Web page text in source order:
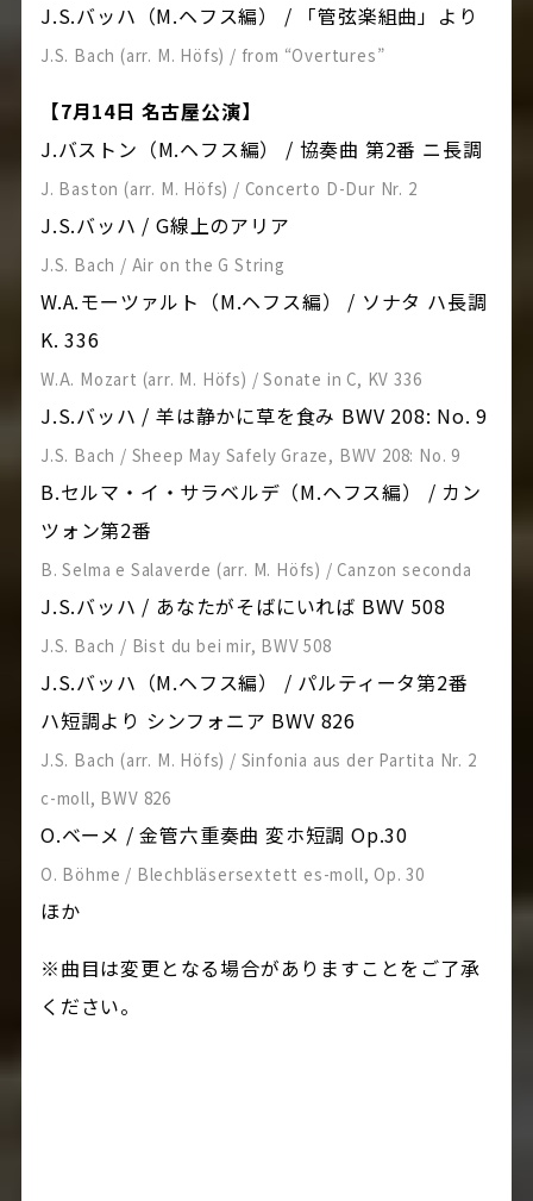
J.S.バッハ（M.ヘフス編） / 「管弦楽組曲」より
J.S. Bach (arr. M. Höfs) / from “Overtures”
【7月14日 名古屋公演】
J.バストン（M.ヘフス編） / 協奏曲 第2番 ニ長調
J. Baston (arr. M. Höfs) / Concerto D-Dur Nr. 2
J.S.バッハ / G線上のアリア
J.S. Bach / Air on the G String
W.A.モーツァルト（M.ヘフス編） / ソナタ ハ長調
K. 336
W.A. Mozart (arr. M. Höfs) / Sonate in C, KV 336
J.S.バッハ / 羊は静かに草を食み BWV 208: No. 9
J.S. Bach / Sheep May Safely Graze, BWV 208: No. 9
B.セルマ・イ・サラベルデ（M.ヘフス編） / カン
ツォン第2番
B. Selma e Salaverde (arr. M. Höfs) / Canzon seconda
J.S.バッハ / あなたがそばにいれば BWV 508
J.S. Bach / Bist du bei mir, BWV 508
J.S.バッハ（M.ヘフス編） / パルティータ第2番
ハ短調より シンフォニア BWV 826
J.S. Bach (arr. M. Höfs) / Sinfonia aus der Partita Nr. 2
c-moll, BWV 826
O.ベーメ / 金管六重奏曲 変ホ短調 Op.30
O. Böhme / Blechbläsersextett es-moll, Op. 30
ほか
※曲目は変更となる場合がありますことをご了承
ください。